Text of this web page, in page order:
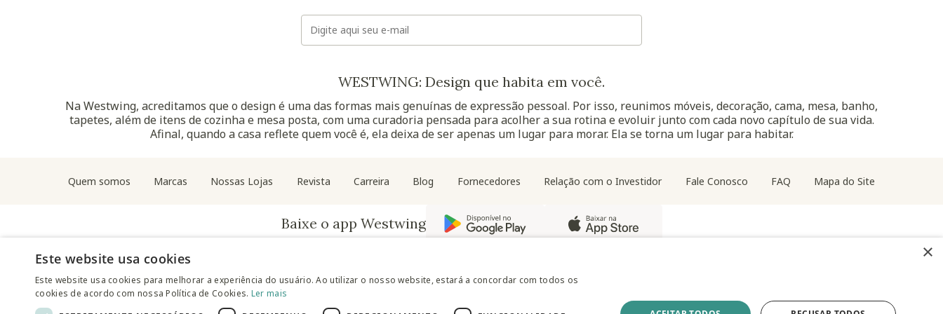
WESTWING: Design que habita em você.
Na Westwing, acreditamos que o design é uma das formas mais genuínas de expressão pessoal. Por isso, reunimos móveis, decoração, cama, mesa, banho,
tapetes, além de itens de cozinha e mesa posta, com uma curadoria pensada para acolher a sua rotina e evoluir junto com cada novo capítulo de sua vida.
Afinal, quando a casa reflete quem você é, ela deixa de ser apenas um lugar para morar. Ela se torna um lugar para habitar.
Quem somos Marcas Nossas Lojas Revista Carreira Blog Fornecedores Relação com o Investidor Fale Conosco FAQ Mapa do Site
Baixe o app Westwing
×
Este website usa cookies
Este website usa cookies para melhorar a experiência do usuário. Ao utilizar o nosso website, estará a concordar com todos os
cookies de acordo com nossa Política de Cookies. Ler mais